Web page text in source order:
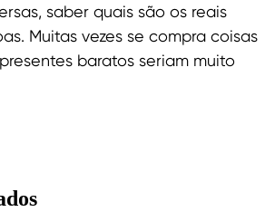
saber quais são os reais
Muitas vezes se compra coisas
baratos seriam muito